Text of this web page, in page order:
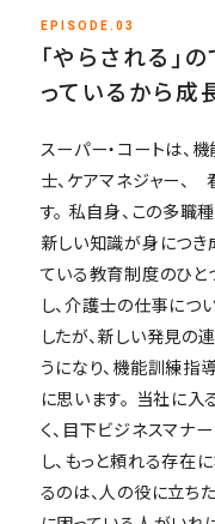
EPISODE.03
「やらされる」
っているから成
スーパー・コートは、
士、ケアマネジャー、
す。 私自身、この多職
新しい知識が身につき
ている教育制度のひと
し、介護士の仕事につ
したが、新しい発見の
うになり、機能訓練指
に思います。 当社に
く、目下ビジネスマナ
し、もっと頼れる存在
るのは、人の役に立ち